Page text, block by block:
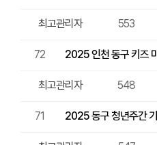
최고관리자 553
72 2025 인천 동구 키즈
최고관리자 548
71 2025 동구 청년주간